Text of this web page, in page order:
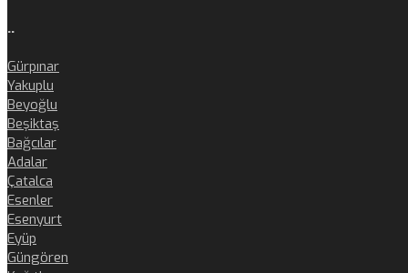
..
Gürpınar
Yakuplu
Beyoğlu
Beşiktaş
Bağcılar
Adalar
Çatalca
Esenler
Esenyurt
Eyüp
Güngören